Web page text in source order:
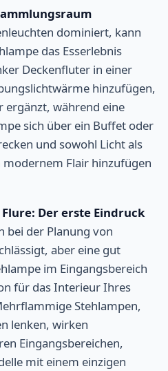
dominiert, kann
das Esserlebnis
Deckenfluter in einer
hinzufügen,
ergänzt, während eine
sich über ein Buffet oder
und sowohl Licht als
modernem Flair hinzufügen
Der erste Eindruck
bei der Planung von
aber eine gut
im Eingangsbereich
für das Interieur Ihres
Stehlampen,
lenken, wirken
Eingangsbereichen,
mit einem einzigen